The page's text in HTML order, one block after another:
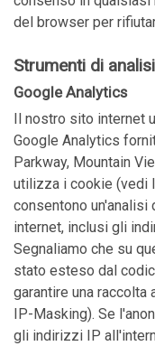
del browser per
Strumenti di analisi
Google Analytics
Il nostro sito
Google Analytics
Parkway, Mountain
utilizza i cookie (vedi
consentono
internet, inclusi gli
Segnaliamo che su
stato esteso dal
garantire una
IP-Masking). Se
gli indirizzi IP